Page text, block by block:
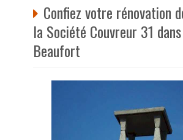
Confiez votre rénovation
la Société Couvreur 31
Beaufort